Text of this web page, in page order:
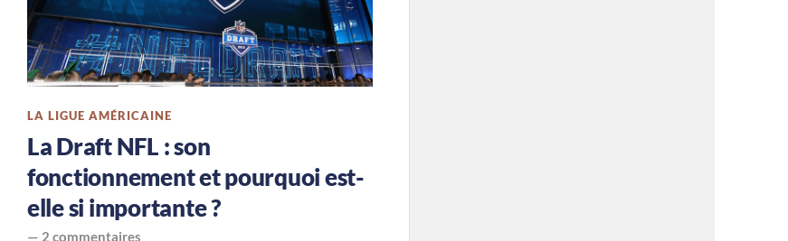
LA LIGUE AMÉRICAINE
La Draft NFL : son
fonctionnement et pourquoi est-
elle si importante ?
— 2 commentaires